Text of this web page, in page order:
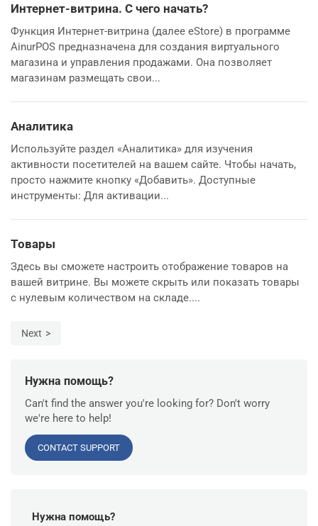
Интернет-витрина. С чего начать?
Функция Интернет-витрина (далее eStore) в программе
AinurPOS предназначена для создания виртуального
магазина и управления продажами. Она позволяет
магазинам размещать свои...
Аналитика
Используйте раздел «Аналитика» для изучения
активности посетителей на вашем сайте. Чтобы начать,
просто нажмите кнопку «Добавить». Доступные
инструменты: Для активации...
Товары
Здесь вы сможете настроить отображение товаров на
вашей витрине. Вы можете скрыть или показать товары
с нулевым количеством на складе....
Next
Нужна помощь?
Can't find the answer you're looking for? Don't worry
we're here to help!
CONTACT SUPPORT
Нужна помощь?